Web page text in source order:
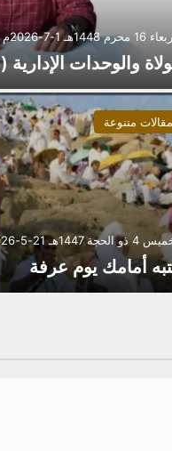
1448هـ 1-7-2026م
والوحدات الإدارية (1)
مقالات متنوعة
1447هـ 21-5-2026م
أمامك يوم عرفة